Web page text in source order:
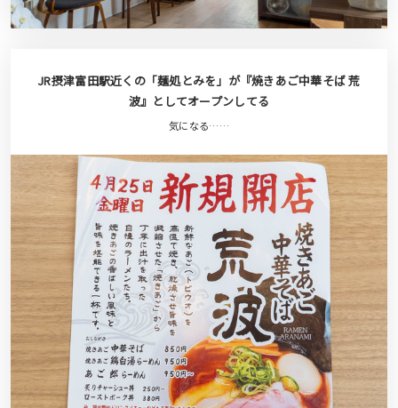
JR摂津富田駅近くの「麺処とみを」が『焼きあご中華そば 荒
波』としてオープンしてる
気になる……